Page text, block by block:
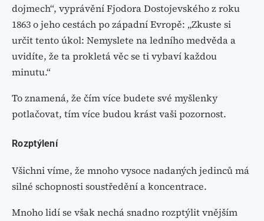
dojmech“, vyprávění Fjodora Dostojevského z roku
1863 o jeho cestách po západní Evropě: „Zkuste si
určit tento úkol: Nemyslete na ledního medvěda a
uvidíte, že ta prokletá věc se ti vybaví každou
minutu.“
To znamená, že čím více budete své myšlenky
potlačovat, tím více budou krást vaši pozornost.
Rozptýlení
Všichni víme, že mnoho vysoce nadaných jedinců má
silné schopnosti soustředění a koncentrace.
Mnoho lidí se však nechá snadno rozptýlit vnějším